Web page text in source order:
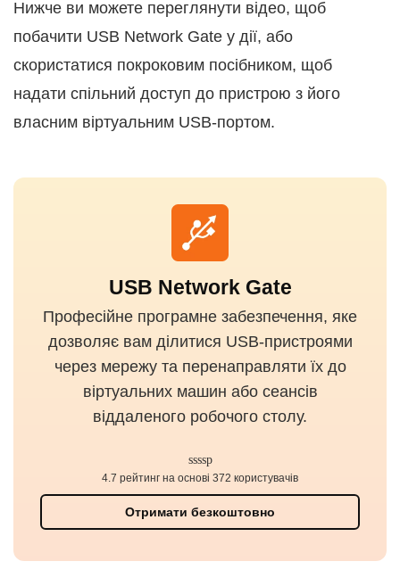
Нижче ви можете переглянути відео, щоб
побачити USB Network Gate у дії, або
скористатися покроковим посібником, щоб
надати спільний доступ до пристрою з його
власним віртуальним USB-портом.
USB Network Gate
Професійне програмне забезпечення, яке
дозволяє вам ділитися USB-пристроями
через мережу та перенаправляти їх до
віртуальних машин або сеансів
віддаленого робочого столу.
Отримати безкоштовно
4.7 рейтинг на основі 372 користувачів